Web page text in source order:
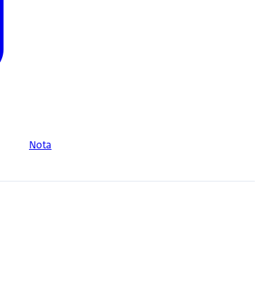
Nota